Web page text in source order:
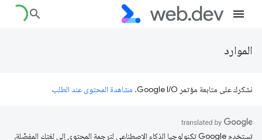
الموارد
نشكرك على متابعة مؤتمر Google I/O. مشاهدة المحتوى عند الطلب
تستخدم Google تكنولوجيا الذكاء الاصطناعي لترجمة المحتوى إلى لغتك المفضّلة،